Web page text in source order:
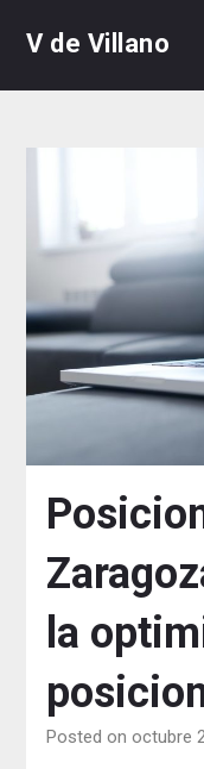
V de Villano
la
Posted on octubre